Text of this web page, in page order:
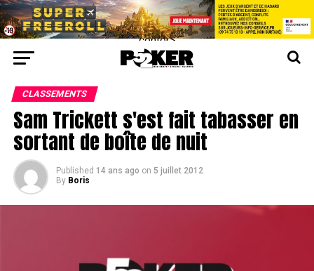
center>
CLASSEMENTS
Sam Trickett s'est fait tabasser en
sortant de boîte de nuit
Published 14 ans ago on 5 juillet 2012
By Boris